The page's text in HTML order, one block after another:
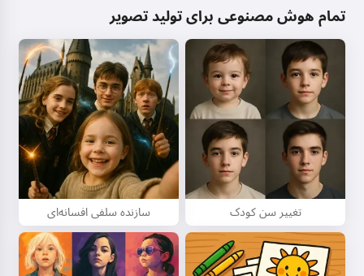
تمام هوش مصنوعی برای تولید تصویر
تغییر سن کودک سازنده سلفی افسانه‌ای